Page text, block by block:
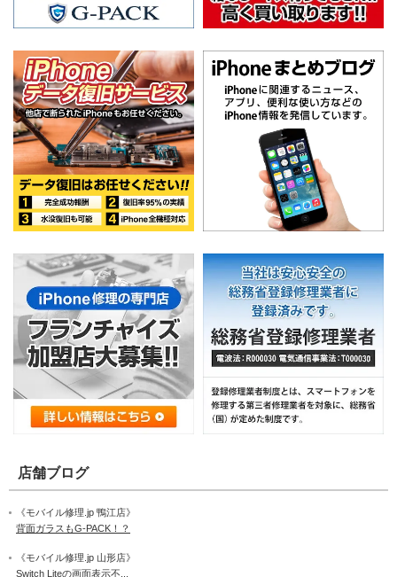
店舗ブログ
《モバイル修理.jp 鴨江店》
背面ガラスもG-PACK！？
《モバイル修理.jp 山形店》
Switch Liteの画面表示不...